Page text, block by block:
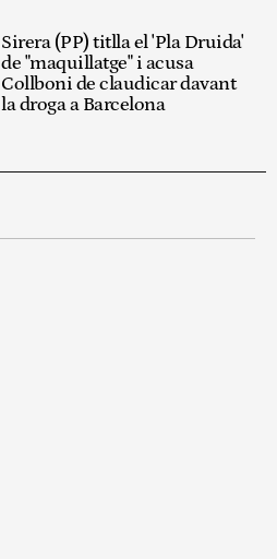
Sirera (PP) titlla el 'Pla Druida'
de "maquillatge" i acusa
Collboni de claudicar davant
la droga a Barcelona